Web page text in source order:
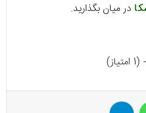
در میان بگذارید.
واتس آپ